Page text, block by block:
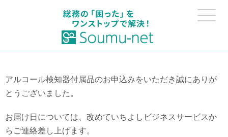
アルコール検知器付属品のお申込みをいただき誠にありが
とうございました。
お届け日については、改めていちよしビジネスサービスか
らご連絡差し上げます。